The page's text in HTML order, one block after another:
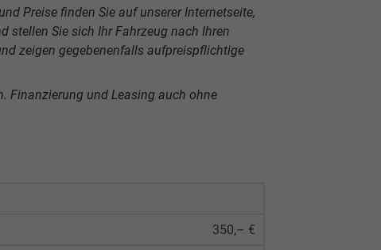
Preise finden Sie auf unserer Internetseite,
stellen Sie sich Ihr Fahrzeug nach Ihren
zeigen gegebenenfalls aufpreispflichtige
Finanzierung und Leasing auch ohne
350,– €